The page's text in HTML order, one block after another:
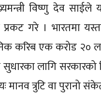
विष्णु देव साईले
प्रकट गरे । भारतमा
करिब एक करोड २०
सुधारका लागि
मानव त्रुटि वा पुरानो